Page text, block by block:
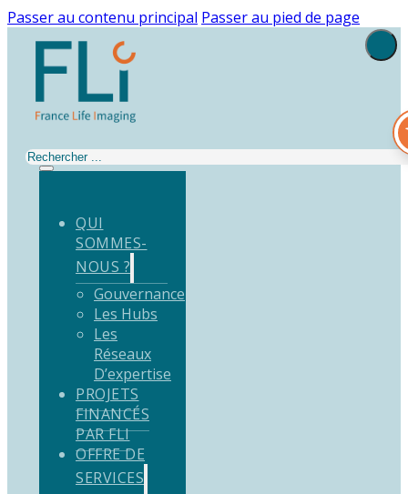
Passer au contenu principal Passer au pied de page
Rechercher
QUI
SOMMES-
NOUS ?
Gouvernance
Les Hubs
Les
Réseaux
D’expertise
PROJETS
FINANCÉS
PAR FLI
OFFRE DE
SERVICES